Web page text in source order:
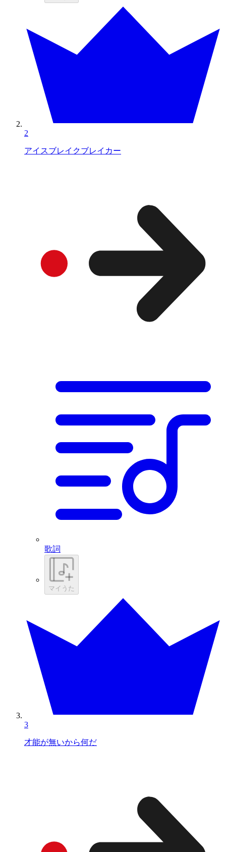
2
アイスブレイクブレイカー
歌詞
マイうた
3
才能が無いから何だ